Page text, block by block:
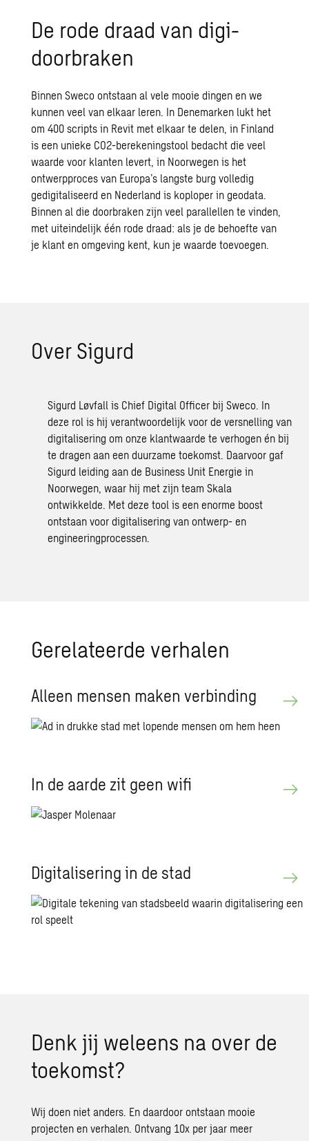
De rode draad van digi-
doorbraken
Binnen Sweco ontstaan al vele mooie dingen en we
kunnen veel van elkaar leren. In Denemarken lukt het
om 400 scripts in Revit met elkaar te delen, in Finland
is een unieke CO2-berekeningstool bedacht die veel
waarde voor klanten levert, in Noorwegen is het
ontwerpproces van Europa’s langste burg volledig
gedigitaliseerd en Nederland is koploper in geodata.
Binnen al die doorbraken zijn veel parallellen te vinden,
met uiteindelijk één rode draad: als je de behoefte van
je klant en omgeving kent, kun je waarde toevoegen.
Over Si­gurd
Sigurd Løvfall is Chief Digital Officer bij Sweco. In
deze rol is hij verantwoordelijk voor de versnelling van
digitalisering om onze klantwaarde te verhogen én bij
te dragen aan een duurzame toekomst. Daarvoor gaf
Sigurd leiding aan de Business Unit Energie in
Noorwegen, waar hij met zijn team Skala
ontwikkelde. Met deze tool is een enorme boost
ontstaan voor digitalisering van ontwerp- en
engineeringprocessen.
Ge­re­la­teer­de ver­ha­len
Al­leen men­sen maken ver­bin­ding
In de aarde zit geen wifi
Di­gi­ta­li­se­ring in de stad
Denk jij wel­eens na over de
toe­komst?
Wij doen niet anders. En daardoor ontstaan mooie
projecten en verhalen. Ontvang 10x per jaar meer